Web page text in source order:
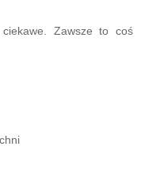
Zawsze to coś